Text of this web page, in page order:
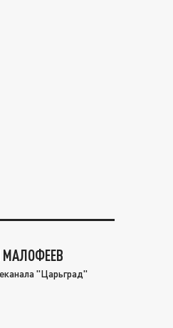
МАЛОФЕЕВ
"Царьград"